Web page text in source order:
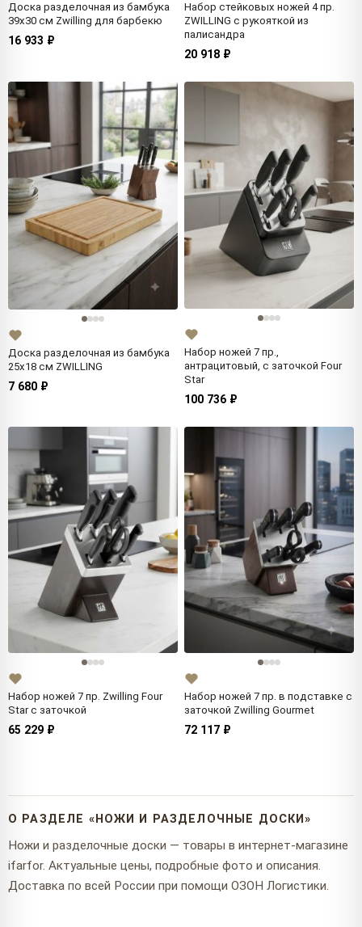
Доска разделочная из бамбука
39х30 см Zwilling для барбекю
16 933 ₽
Набор стейковых ножей 4 пр.
ZWILLING с рукояткой из
палисандра
20 918 ₽
Доска разделочная из бамбука
25х18 см ZWILLING
7 680 ₽
Набор ножей 7 пр.,
антрацитовый, с заточкой Four
Star
100 736 ₽
Набор ножей 7 пр. Zwilling Four
Star с заточкой
65 229 ₽
Набор ножей 7 пр. в подставке с
заточкой Zwilling Gourmet
72 117 ₽
О РАЗДЕЛЕ «НОЖИ И РАЗДЕЛОЧНЫЕ ДОСКИ»
Ножи и разделочные доски — товары в интернет-магазине
ifarfor. Актуальные цены, подробные фото и описания.
Доставка по всей России при помощи ОЗОН Логистики.